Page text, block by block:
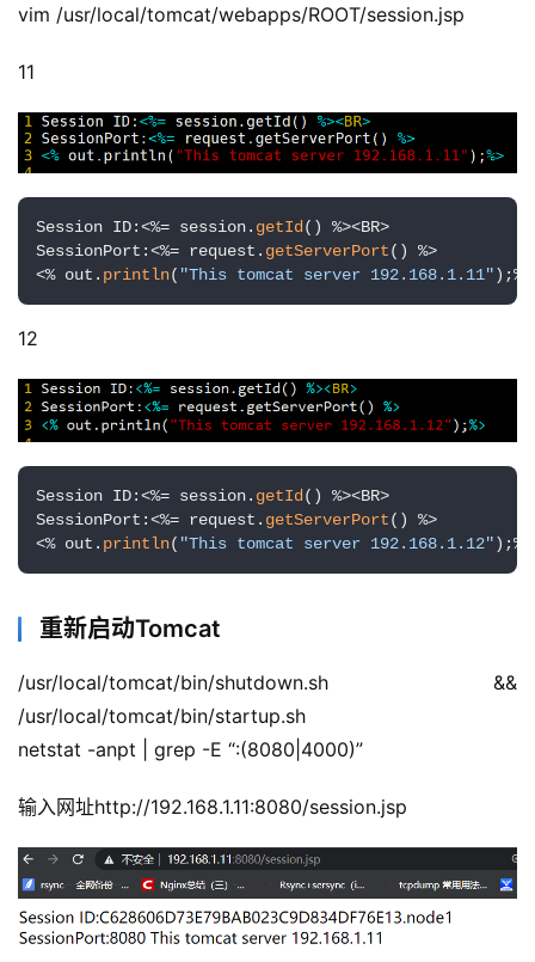
vim /usr/local/tomcat/webapps/ROOT/session.jsp
11
Session ID:<%= session. getId () %><BR>
SessionPort:<%= request. getServerPort() %>
<% out. println( "This tomcat server 192.168.1.11");%>
12
Session ID:<%= session. getId () %><BR>
SessionPort:<%= request. getServerPort() %>
<% out. println( "This tomcat server 192.168.1.12");%>
重新启动Tomcat
/usr/local/tomcat/bin/shutdown.sh &&
/usr/local/tomcat/bin/startup.sh
netstat -anpt | grep -E “:(8080|4000)”
输入网址http://192.168.1.11:8080/session.jsp